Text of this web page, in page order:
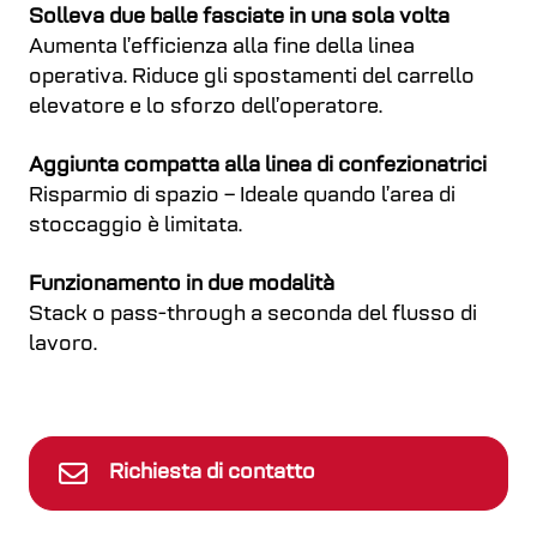
Solleva due balle fasciate in una sola volta
Aumenta l’efficienza alla fine della linea
operativa. Riduce gli spostamenti del carrello
elevatore e lo sforzo dell’operatore.
Aggiunta compatta alla linea di confezionatrici
Risparmio di spazio – Ideale quando l’area di
stoccaggio è limitata.
Funzionamento in due modalità
Stack o pass-through a seconda del flusso di
lavoro.
Richiesta di contatto